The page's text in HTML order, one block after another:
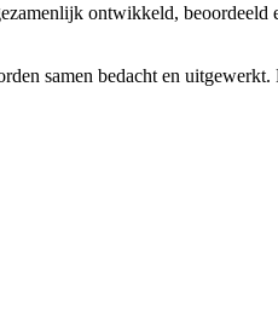
ontwikkeld, beoordeeld
samen bedacht en